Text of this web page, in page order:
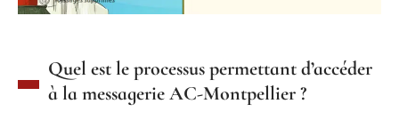
Quel est le processus permettant d’accéder
à la messagerie AC-Montpellier ?